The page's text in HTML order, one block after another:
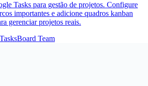
Tasks para gestão de projetos. Configure
importantes e adicione quadros kanban
gerenciar projetos reais.
TasksBoard Team